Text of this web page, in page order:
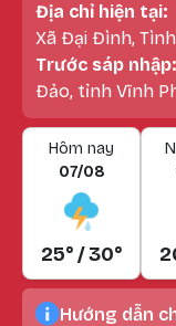
Địa chỉ hiện tại:
Xã Đại Đình,
Trước sáp nhập:
Đảo, tỉnh Vĩnh
Hôm nay
07/08
25° / 30°
Hướng dẫn